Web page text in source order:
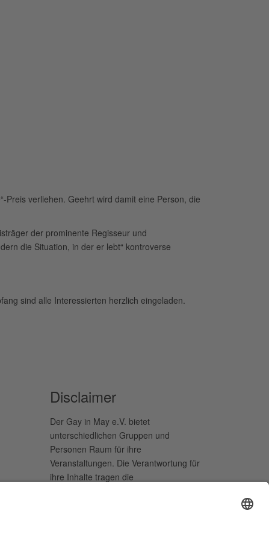
Preis verliehen. Geehrt wird damit eine Person, die
der prominente Regisseur und
die Situation, in der er lebt“ kontroverse
sind alle Interessierten herzlich eingeladen.
Disclaimer
Der Gay in May e.V. bietet
unterschiedlichen Gruppen und
Personen Raum für ihre
Veranstaltungen. Die Verantwortung für
ihre Inhalte tragen die